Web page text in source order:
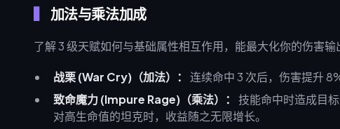
加法与乘法加成
了解 3 级天赋如何与基础属性相互作用，能最大化你的伤害输
战栗 (War Cry)（加法）：
连续命中 3 次后，伤害提升
致命魔力 (Impure Rage)（乘法）：
技能命中时造成目
对高生命值的坦克时，收益随之无限增长。